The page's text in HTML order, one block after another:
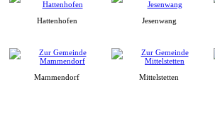
Hattenhofen Jesenwang
Mammendorf Mittelstetten